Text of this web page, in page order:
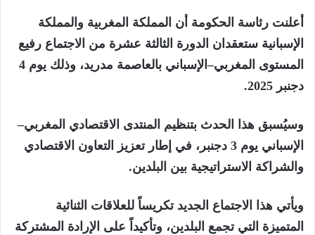
أعلنت رئاسة الحكومة أن المملكة المغربية والمملكة
الإسبانية ستعقدان الدورة الثالثة عشرة من الاجتماع رفيع
المستوى المغربي–الإسباني بالعاصمة مدريد، وذلك يوم 4
دجنبر 2025.
وسيُسبق هذا الحدث بتنظيم المنتدى الاقتصادي المغربي–
الإسباني يوم 3 دجنبر، في إطار تعزيز التعاون الاقتصادي
والشراكة الاستراتيجية بين البلدين.
ويأتي هذا الاجتماع الجديد تكريساً للعلاقات الثنائية
المتميزة التي تجمع البلدين، وتأكيداً على الإرادة المشتركة